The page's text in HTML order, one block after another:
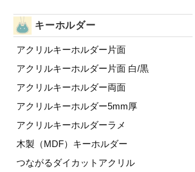
キーホルダー
アクリルキーホルダー片面
アクリルキーホルダー片面 白/黒
アクリルキーホルダー両面
アクリルキーホルダー5mm厚
アクリルキーホルダーラメ
木製（MDF）キーホルダー
つながるダイカットアクリル